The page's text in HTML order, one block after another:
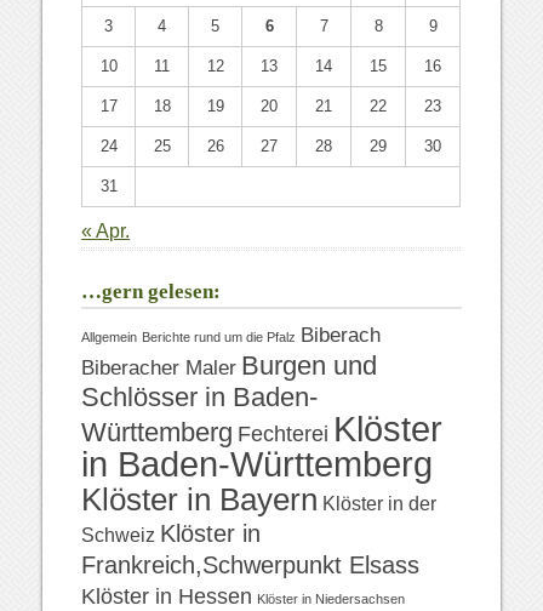
3 4 5 6 7 8 9
10 11 12 13 14 15 16
17 18 19 20 21 22 23
24 25 26 27 28 29 30
31
« Apr.
…gern gelesen:
Allgemein Berichte rund um die Pfalz Biberach
Biberacher Maler Burgen und
Schlösser in Baden-
Württemberg Fechterei Klöster
in Baden-Württemberg
Klöster in Bayern Klöster in der
Schweiz Klöster in
Frankreich,Schwerpunkt Elsass
Klöster in Hessen Klöster in Niedersachsen